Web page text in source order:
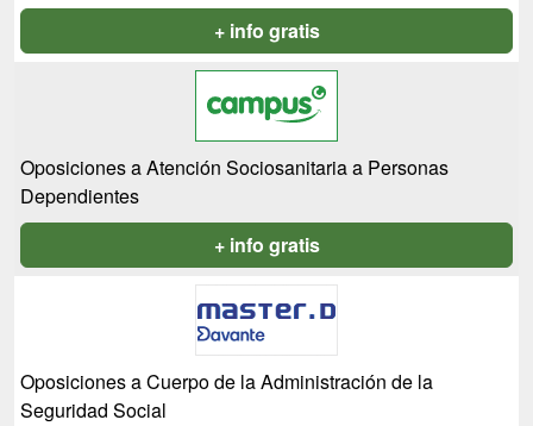
+ info gratis
Oposiciones a Atención Sociosanitaria a Personas
Dependientes
+ info gratis
Oposiciones a Cuerpo de la Administración de la
Seguridad Social